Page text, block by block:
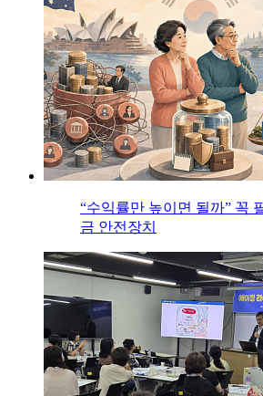
“수익률만 높이면 될까” 꼭
금 안전장치